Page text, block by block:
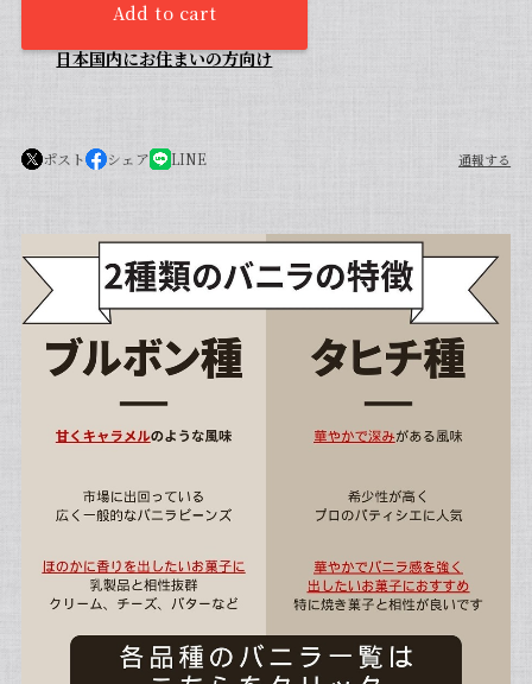
Add to cart
日本国内にお住まいの方向け
ポスト シェア LINE 通報する